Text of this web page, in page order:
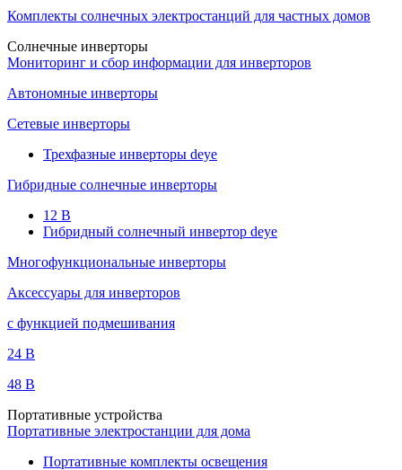
Комплекты солнечных электростанций для частных домов
Солнечные инверторы
Мониторинг и сбор информации для инверторов
Автономные инверторы
Сетевые инверторы
Трехфазные инверторы deye
Гибридные солнечные инверторы
12 B
Гибридный солнечный инвертор deye
Многофункциональные инверторы
Аксессуары для инверторов
с функцией подмешивания
24 B
48 B
Портативные устройства
Портативные электростанции для дома
Портативные комплекты освещения